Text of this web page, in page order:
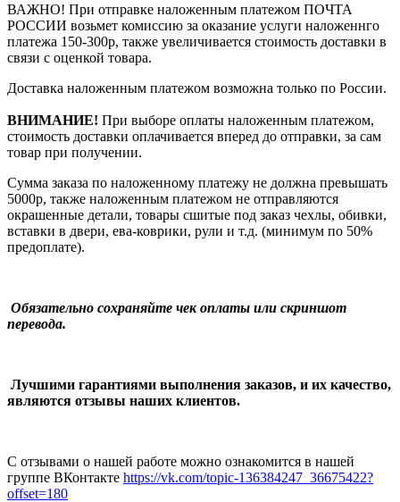
ВАЖНО! При отправке наложенным платежом ПОЧТА
РОССИИ возьмет комиссию за оказание услуги наложеннго
платежа 150-300р, также увеличивается стоимость доставки в
связи с оценкой товара.
Доставка наложенным платежом возможна только по России.
ВНИМАНИЕ! При выборе оплаты наложенным платежом,
стоимость доставки оплачивается вперед до отправки, за сам
товар при получении.
Сумма заказа по наложенному платежу не должна превышать
5000р, также наложенным платежом не отправляются
окрашенные детали, товары сшитые под заказ чехлы, обивки,
вставки в двери, ева-коврики, рули и т.д. (минимум по 50%
предоплате).
Обязательно сохраняйте чек оплаты или скриншот
перевода.
Лучшими гарантиями выполнения заказов, и их качество,
являются отзывы наших клиентов.
С отзывами о нашей работе можно ознакомится в нашей
группе ВКонтакте https://vk.com/topic-136384247_36675422?
offset=180